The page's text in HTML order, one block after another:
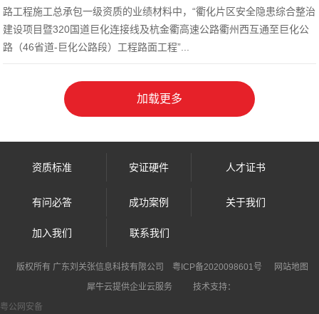
路工程施工总承包一级资质的业绩材料中，“衢化片区安全隐患综合整治
建设项目暨320国道巨化连接线及杭金衢高速公路衢州西互通至巨化公
路（46省道-巨化公路段）工程路面工程”...
资质标准 安证硬件 人才证书
有问必答 成功案例 关于我们
加入我们 联系我们
版权所有 广东刘关张信息科技有限公司
犀牛云提供企业云服务 粤ICP备2020098601号
网站地图
犀牛云提供企业云服务
技术支持：
粤公网安备